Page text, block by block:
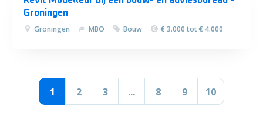
Groningen
Groningen MBO Bouw € 3.000 tot € 4.000
1 2 3 ... 8 9 10